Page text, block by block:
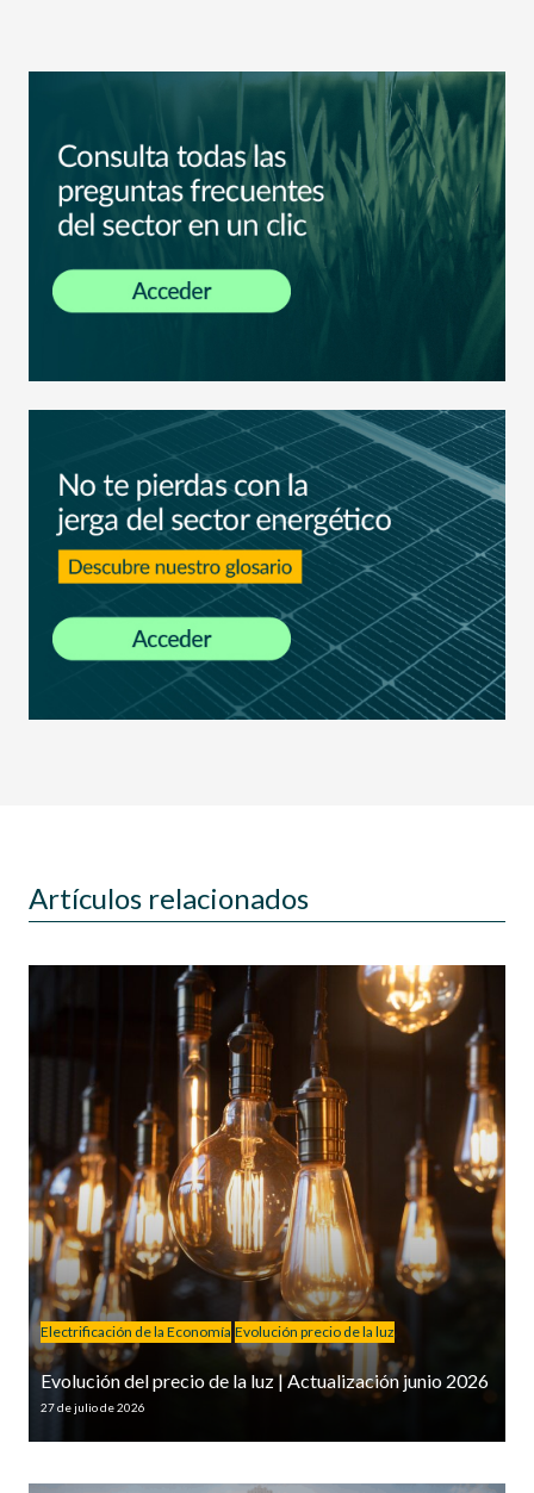
Artículos relacionados
Electrificación de la Economía Evolución precio de la luz
Evolución del precio de la luz | Actualización junio 2026
27 de julio de 2026